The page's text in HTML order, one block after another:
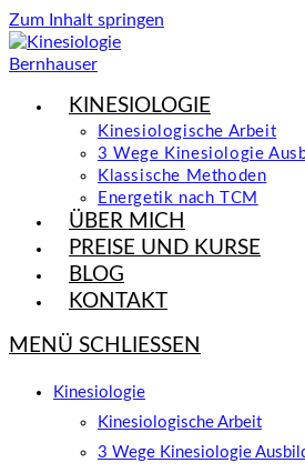
Zum Inhalt springen
KINESIOLOGIE
Kinesiologische Arbeit
3 Wege Kinesiologie
Klassische Methoden
Energetik nach TCM
ÜBER MICH
PREISE UND KURSE
BLOG
KONTAKT
MENÜ SCHLIESSEN
Kinesiologie
Kinesiologische Arbeit
3 Wege Kinesiologie